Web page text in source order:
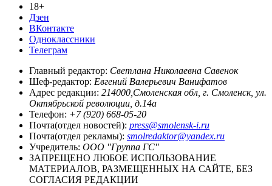
18+
Дзен
ВКонтакте
Одноклассники
Телеграм
Главный редактор: Светлана Николаевна Савенок
Шеф-редактор: Евгений Валерьевич Ванифатов
Адрес редакции: 214000,Смоленская обл, г. Смоленск, ул.
Октябрьской революции, д.14а
Телефон: +7 (920) 668-05-20
Почта(отдел новостей): press@smolensk-i.ru
Почта(отдел рекламы): smolredaktor@yandex.ru
Учредитель: ООО "Группа ГС"
ЗАПРЕЩЕНО ЛЮБОЕ ИСПОЛЬЗОВАНИЕ
МАТЕРИАЛОВ, РАЗМЕЩЕННЫХ НА САЙТЕ, БЕЗ
СОГЛАСИЯ РЕДАКЦИИ